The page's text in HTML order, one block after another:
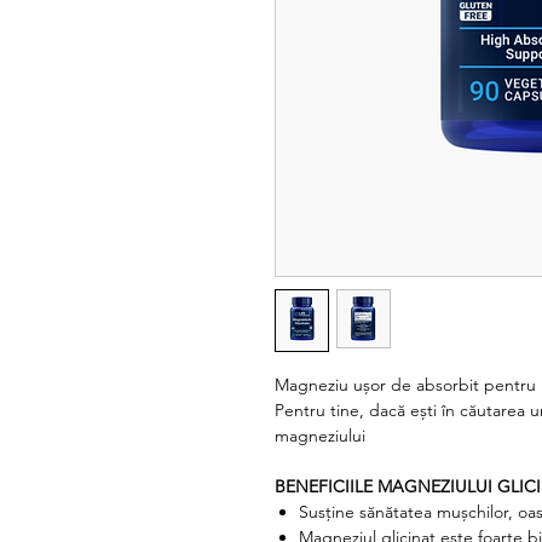
Magneziu ușor de absorbit pentru
Pentru tine, dacă ești în căutarea
magneziului
BENEFICIILE MAGNEZIULUI
Susține sănătatea mușchilor,
Magneziul glicinat este foarte